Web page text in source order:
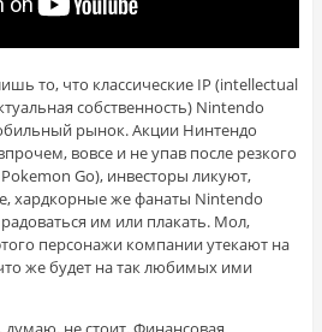
то, что классические IP (intellectual
собственность) Nintendo
рынок. Акции Нинтендо
вовсе и не упав после резкого
Go), инвесторы ликуют,
хардкорные же фанаты Nintendo
им или плакать. Мол,
персонажи компании утекают на
же будет на так любимых ими